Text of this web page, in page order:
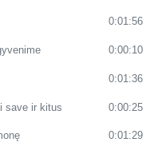
0:01:56
0:00:10
0:01:36
save ir kitus 0:00:25
0:01:29